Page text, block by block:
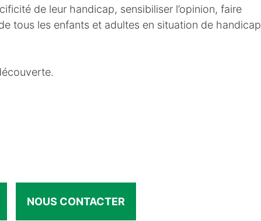
de leur handicap, sensibiliser l’opinion, faire
tous les enfants et adultes en situation de handicap
NOUS CONTACTER